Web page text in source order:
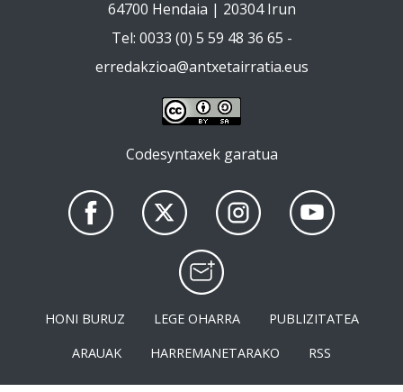
64700 Hendaia | 20304 Irun
Tel: 0033 (0) 5 59 48 36 65 -
erredakzioa@antxetairratia.eus
Codesyntaxek garatua
HONI BURUZ LEGE OHARRA
PUBLIZITATEA
ARAUAK
HARREMANETARAKO RSS